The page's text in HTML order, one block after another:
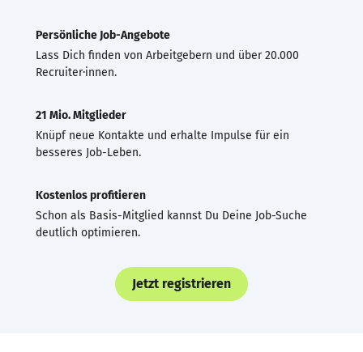
Persönliche Job-Angebote
Lass Dich finden von Arbeitgebern und über 20.000
Recruiter·innen.
21 Mio. Mitglieder
Knüpf neue Kontakte und erhalte Impulse für ein
besseres Job-Leben.
Kostenlos profitieren
Schon als Basis-Mitglied kannst Du Deine Job-Suche
deutlich optimieren.
Jetzt registrieren